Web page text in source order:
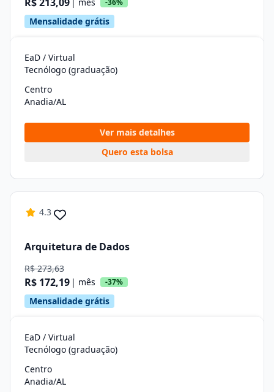
-36%
Mensalidade grátis
EaD / Virtual
Tecnólogo (graduação)
Centro
Anadia/AL
Ver mais detalhes
Quero esta bolsa
4.3
Arquitetura de Dados
R$ 273,63
R$ 172,19 | mês -37%
Mensalidade grátis
EaD / Virtual
Tecnólogo (graduação)
Centro
Anadia/AL